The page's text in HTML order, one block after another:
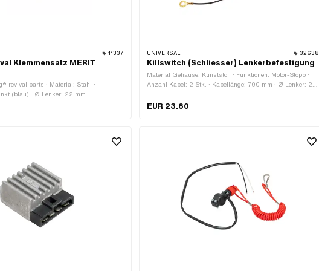
11337
Klemmensatz MERIT
revival parts · Material: Stahl ·
(blau) · Ø Lenker: 22 mm
UNIVERSAL 32638
Killswitch (Schliesser) Lenkerbefestigung
Material Gehäuse: Kunststoff · Funktionen: Motor-Stopp ·
Anzahl Kabel: 2 Stk. · Kabellänge: 700 mm · Ø Lenker: 22
EUR 23.60